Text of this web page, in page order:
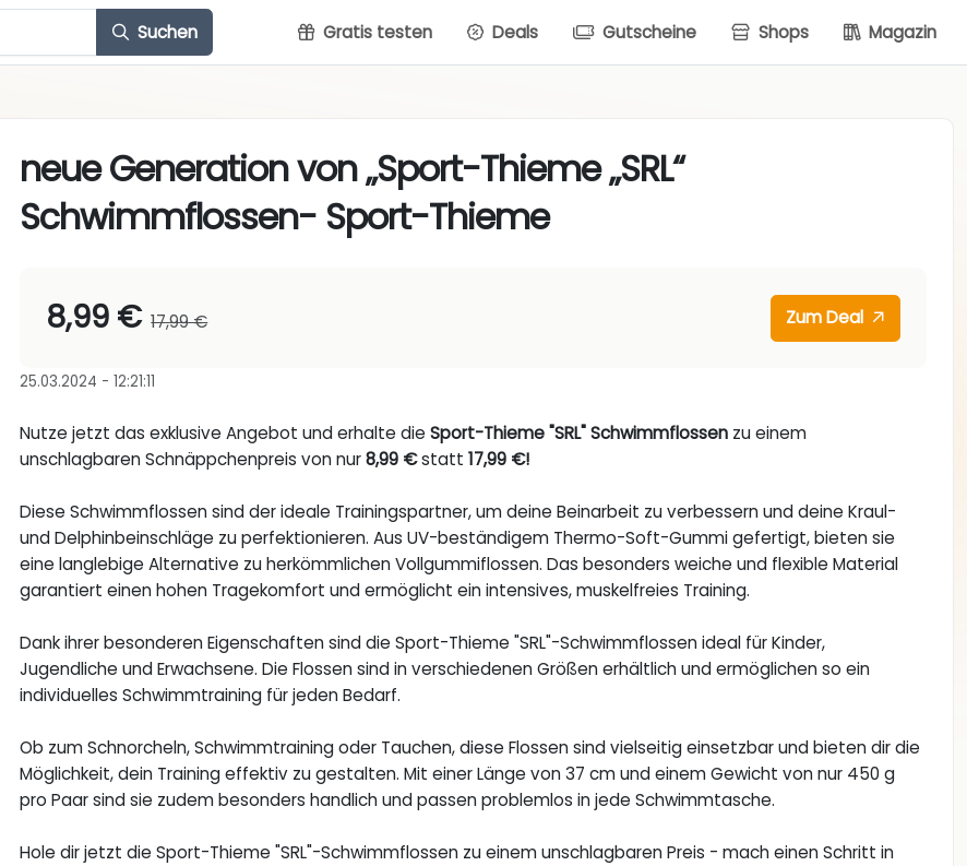
Suchen Gratis testen Deals Gutscheine Shops Magazin
neue Generation von „Sport-Thieme „SRL“
Schwimmflossen- Sport-Thieme
8,99 € 17,99 € Zum Deal
25.03.2024 - 12:21:11
Nutze jetzt das exklusive Angebot und erhalte dieSport-Thieme "SRL" Schwimmflossen zu einem
unschlagbaren Schnäppchenpreis von nur8,99 €statt17,99 €!
Diese Schwimmflossen sind der ideale Trainingspartner, um deine Beinarbeit zu verbessern und deine Kraul-
und Delphinbeinschläge zu perfektionieren. Aus UV-beständigem Thermo-Soft-Gummi gefertigt, bieten sie
eine langlebige Alternative zu herkömmlichen Vollgummiflossen. Das besonders weiche und flexible Material
garantiert einen hohen Tragekomfort und ermöglicht ein intensives, muskelfreies Training.
Dank ihrer besonderen Eigenschaften sind die Sport-Thieme "SRL"-Schwimmflossen ideal für Kinder,
Jugendliche und Erwachsene. Die Flossen sind in verschiedenen Größen erhältlich und ermöglichen so ein
individuelles Schwimmtraining für jeden Bedarf.
Ob zum Schnorcheln, Schwimmtraining oder Tauchen, diese Flossen sind vielseitig einsetzbar und bieten dir die
Möglichkeit, dein Training effektiv zu gestalten. Mit einer Länge von 37 cm und einem Gewicht von nur 450 g
pro Paar sind sie zudem besonders handlich und passen problemlos in jede Schwimmtasche.
Hole dir jetzt die Sport-Thieme "SRL"-Schwimmflossen zu einem unschlagbaren Preis - mach einen Schritt in